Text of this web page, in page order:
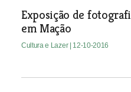
Exposição de
em Mação
Cultura e Lazer | 12-10-2016